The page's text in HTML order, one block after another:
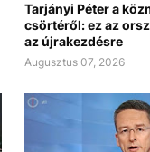
Tarjányi Péter a
csörtéről: ez az
az újrakezdésre
Augusztus 07, 2026